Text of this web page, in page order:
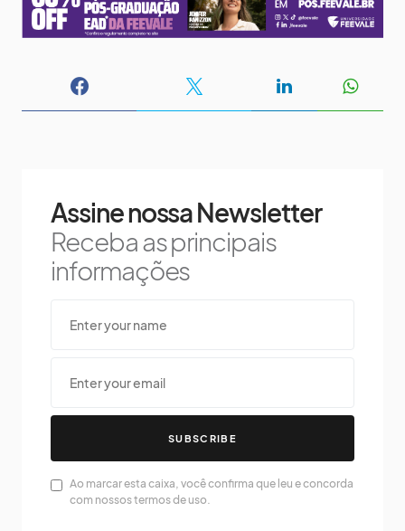
Assine nossa Newsletter
Receba as principais
informações
SUBSCRIBE
Ao marcar esta caixa, você confirma que leu e concorda
com nossos termos de uso.